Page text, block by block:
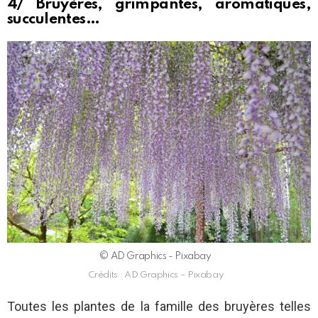
4/ Bruyères, grimpantes, aromatiques,
succulentes…
© AD Graphics - Pixabay
Crédits : AD Graphics – Pixabay
Toutes les plantes de la famille des bruyères telles